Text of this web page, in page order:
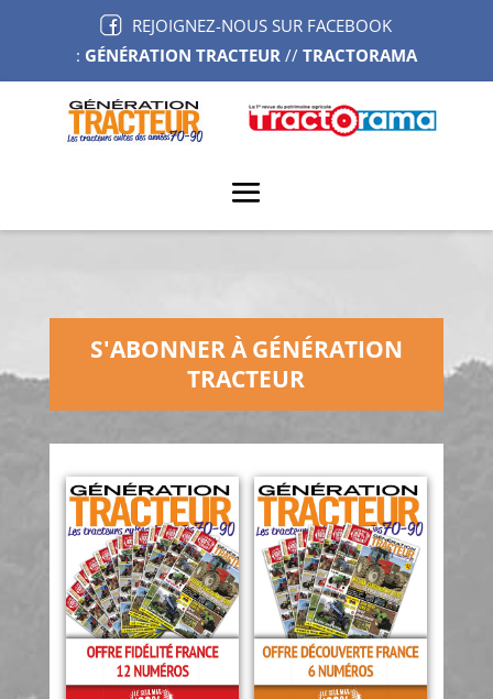
REJOIGNEZ-NOUS SUR FACEBOOK
: GÉNÉRATION TRACTEUR// TRACTORAMA
S'ABONNER À GÉNÉRATION
TRACTEUR